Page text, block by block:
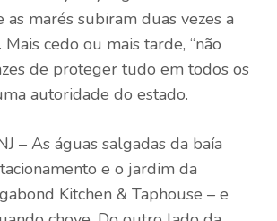
as marés subiram duas vezes a
cedo ou mais tarde, “não
de proteger tudo em todos os
autoridade do estado.
– As águas salgadas da baía
e o jardim da
Kitchen & Taphouse – e